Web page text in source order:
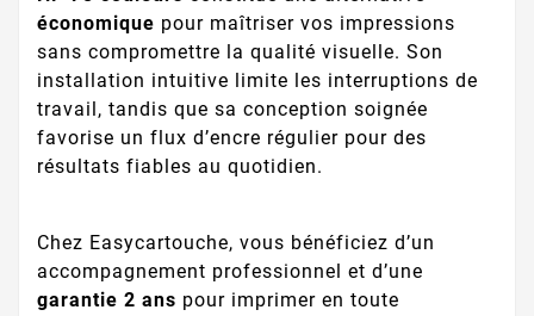
économique pour maîtriser vos impressions
sans compromettre la qualité visuelle. Son
installation intuitive limite les interruptions de
travail, tandis que sa conception soignée
favorise un flux d’encre régulier pour des
résultats fiables au quotidien.
Chez Easycartouche, vous bénéficiez d’un
accompagnement professionnel et d’une
garantie 2 ans pour imprimer en toute